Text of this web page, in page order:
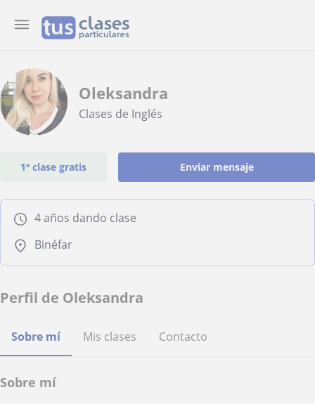
Oleksandra
Clases de Inglés
1ª clase gratis Enviar mensaje
4 años dando clase
Binéfar
Perfil de Oleksandra
Sobre mí Mis clases Contacto
Sobre mí